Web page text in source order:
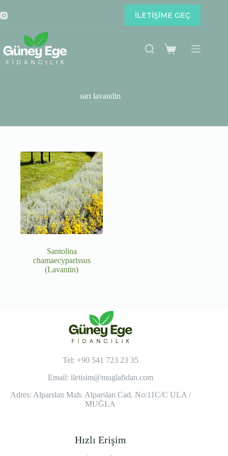
to
content
İLETİŞİME GEÇ
Shopping
sarı lavandin
Santolina
chamaecyparissus
(Lavantin)
Tel: +90 541 723 23 35
Email: iletisim@muglafidan.com
Adres: Alparslan Mah. Alparslan Cad. No:11C/C ULA /
MUĞLA
Hızlı Erişim